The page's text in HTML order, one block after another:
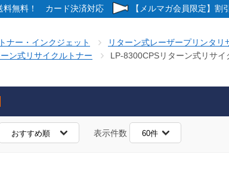
料無料！ カード決済対応 【メルマガ会員限定】割
ナー・インクジェット
リターン式レーザープリンタリ
ン式リサイクルトナー
LP-8300CPSリターン式リサイ
表示件数